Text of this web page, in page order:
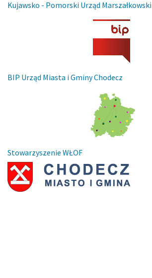
Kujawsko - Pomorski Urząd Marszałkowski
BIP Urząd Miasta i Gminy Chodecz
Stowarzyszenie WŁOF